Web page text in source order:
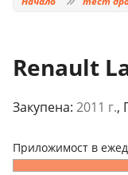
Renault
Закупена: 2011 г.,
Приложимост в